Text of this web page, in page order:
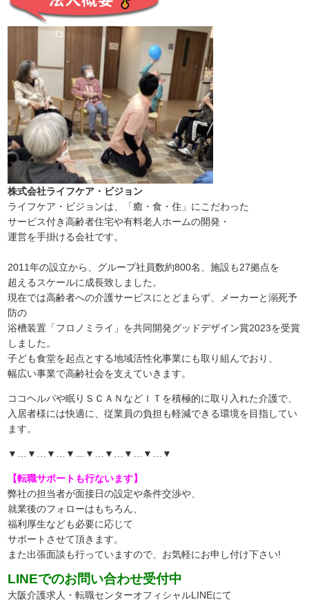
株式会社ライフケア・ビジョン
ライフケア・ビジョンは、「癒・食・住」にこだわった
サービス付き高齢者住宅や有料老人ホームの開発・
運営を手掛ける会社です。
2011年の設立から、グループ社員数約800名、施設も27拠点を
超えるスケールに成長致しました。
現在では高齢者への介護サービスにとどまらず、メーカーと溺死予
防の
浴槽装置「フロノミライ」を共同開発グッドデザイン賞2023を受賞
しました。
子ども食堂を起点とする地域活性化事業にも取り組んでおり、
幅広い事業で高齢社会を支えていきます。
ココヘルパや眠りＳＣＡＮなどＩＴを積極的に取り入れた介護で、
入居者様には快適に、従業員の負担も軽減できる環境を目指してい
ます。
▼…▼…▼…▼…▼…▼…▼…▼…▼
【転職サポートも行ないます】
弊社の担当者が面接日の設定や条件交渉や、
就業後のフォローはもちろん、
福利厚生なども必要に応じて
サポートさせて頂きます。
また出張面談も行っていますので、 お気軽にお申し付け下さい!
LINEでのお問い合わせ受付中
大阪介護求人・転職センターオフィシャルLINEにて